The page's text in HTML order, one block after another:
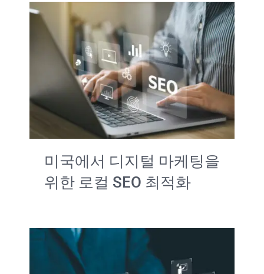
미국에서 디지털 마케팅을
위한 로컬 SEO 최적화